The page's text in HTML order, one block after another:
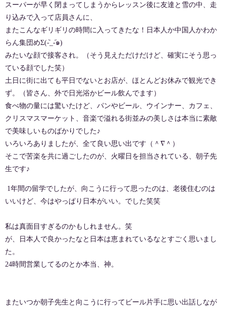
スーパーが早く閉まってしまうからレッスン後に友達と雪の中、走
り込みで入って店員さんに、
またこんなギリギリの時間に入ってきたな！日本人か中国人かわか
らん集団めΣ(-᷅_-᷄๑)
みたいな顔で接客され。（そう見えただけだけど、確実にそう思っ
ている顔でした笑）
土日に街に出ても平日でないとお店が、ほとんどお休みで観光でき
ず。（皆さん、外で日光浴かビール飲んでます）
食べ物の量には驚いたけど、パンやビール、ウインナー、カフェ、
クリスマスマーケット、音楽で溢れる街並みの美しさは本当に素敵
で美味しいものばかりでした♪
いろいろありましたが、全て良い思い出です（＾∇＾）
そこで苦楽を共に過ごしたのが、火曜日を担当されている、朝子先
生です♪
1年間の留学でしたが、向こうに行って思ったのは、老後住むのは
いいけど、今はやっぱり日本がいい。でした笑笑
私は真面目すぎるのかもしれません。笑
が、日本人で良かったなと日本は恵まれているなとすごく思いまし
た。
24時間営業してるのとか本当、神。
またいつか朝子先生と向こうに行ってビール片手に思い出話しなが